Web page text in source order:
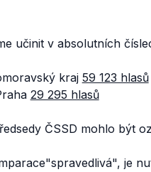
učinit v absolutních
kraj 59 123 hlasů
29 295 hlasů
ČSSD mohlo být
je